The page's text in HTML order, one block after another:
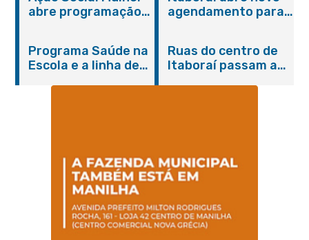
abre programação
serviços gratuitos e
orientações
agendamento para
Programa Saúde na
Escola e a linha de
Magalhães Seabra
Ruas do centro de
Itaboraí passam a